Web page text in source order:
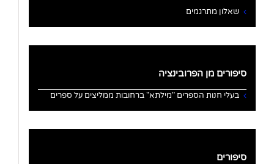
שאלון מתרגמים
סיפורים מן הפרובינציה
בעלי חנות הספרים "מילתא" ברחובות ממליצים על ספרים
סיפורים